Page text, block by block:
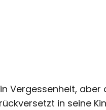
Vergessenheit, aber
in seine